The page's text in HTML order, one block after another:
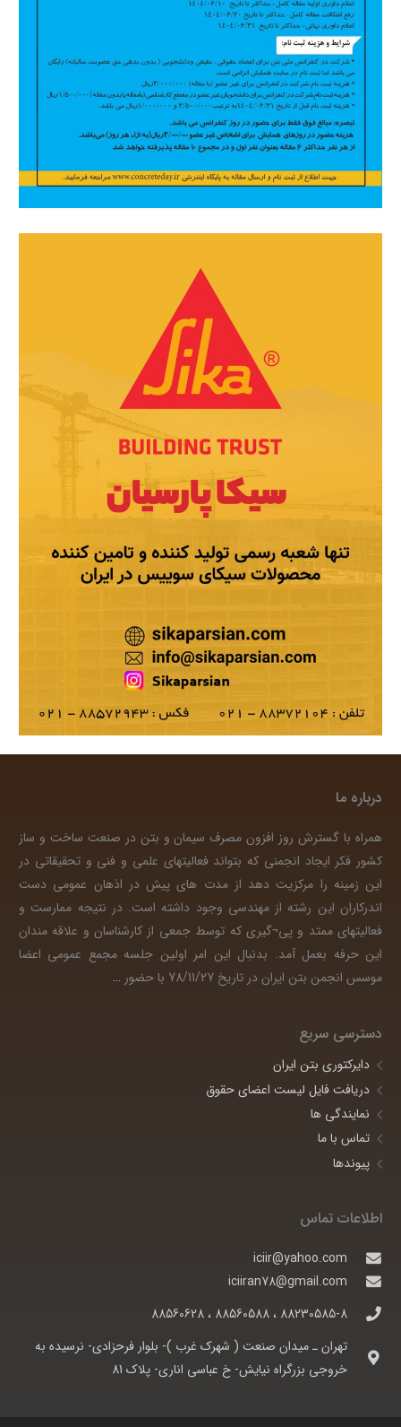
درباره ما
همراه با گسترش روز افزون مصرف سیمان و بتن در صنعت ساخت و ساز
کشور فکر ایجاد انجمنی که بتواند فعالیتهای علمی و فنی و تحقیقاتی در
این زمینه را مرکزیت دهد از مدت های پیش در اذهان عمومی دست
اندرکاران این رشته از مهندسی وجود داشته است. در نتیجه ممارست و
فعالیتهای ممتد و پی¬گیری که توسط جمعی از کارشناسان و علاقه مندان
این حرفه بعمل آمد. بدنبال این امر اولین جلسه مجمع عمومی اعضا
موسس انجمن بتن ایران در تاریخ 78/11/27 با حضور
…
دسترسی سریع
دایرکتوری بتن ایران
دریافت فایل لیست اعضای حقوق
نمایندگی ها
تماس با ما
پیوندها
اطلاعات تماس
iciir@yahoo.com
iciiran78@gmail.com
88230585-8 ، 88560588 ، 88560628
تهران ـ ميدان صنعت ( شهرک غرب )- بلوار فرحزادی- نرسيده به
خروجی بزرگراه نيايش- خ عباسی اناری- پلاک 81